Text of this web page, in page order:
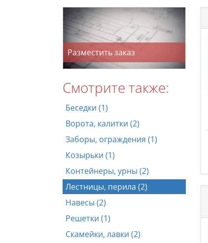
Разместить заказ
Смотрите также:
Беседки (1)
Ворота, калитки (2)
Заборы, ограждения (1)
Козырьки (1)
Контейнеры, урны (2)
Лестницы, перила (2)
Навесы (2)
Решетки (1)
Скамейки, лавки (2)